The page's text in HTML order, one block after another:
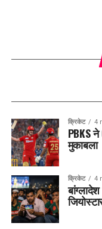
क्रिकेट 4
PBKS
मुकाबला
क्रिकेट 4